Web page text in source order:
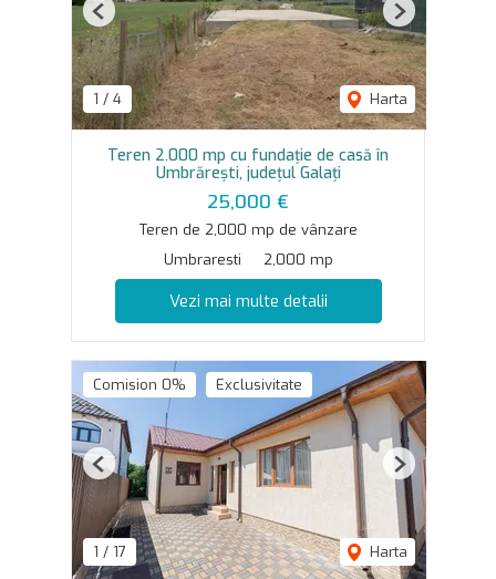
1 / 4 Harta
Previous Next
Teren 2.000 mp cu fundație de casă în
Umbrărești, județul Galați
25,000 €
Teren de 2,000 mp de vânzare
Umbraresti
2,000 mp
Vezi mai multe detalii
Comision 0% Exclusivitate
1 / 17 Harta
Previous Next